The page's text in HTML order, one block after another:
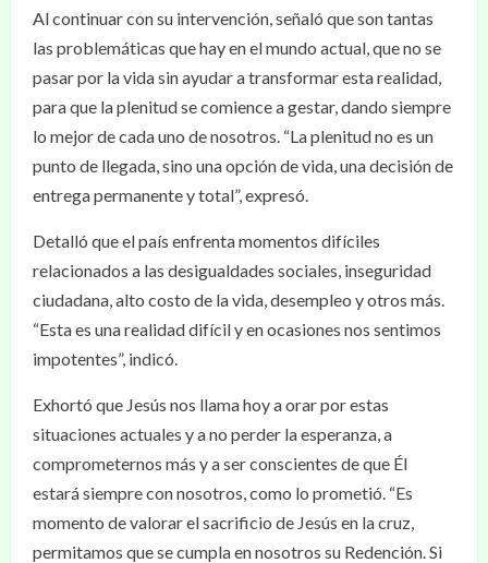
Al continuar con su intervención, señaló que son tantas
las problemáticas que hay en el mundo actual, que no se
pasar por la vida sin ayudar a transformar esta realidad,
para que la plenitud se comience a gestar, dando siempre
lo mejor de cada uno de nosotros. “La plenitud no es un
punto de llegada, sino una opción de vida, una decisión de
entrega permanente y total”, expresó.
Detalló que el país enfrenta momentos difíciles
relacionados a las desigualdades sociales, inseguridad
ciudadana, alto costo de la vida, desempleo y otros más.
“Esta es una realidad difícil y en ocasiones nos sentimos
impotentes”, indicó.
Exhortó que Jesús nos llama hoy a orar por estas
situaciones actuales y a no perder la esperanza, a
comprometernos más y a ser conscientes de que Él
estará siempre con nosotros, como lo prometió. “Es
momento de valorar el sacrificio de Jesús en la cruz,
permitamos que se cumpla en nosotros su Redención. Si